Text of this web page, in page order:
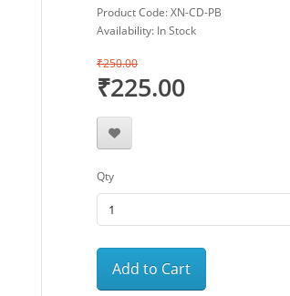
Product Code: XN-CD-PB
Availability: In Stock
₹250.00
₹225.00
Qty
Add to Cart